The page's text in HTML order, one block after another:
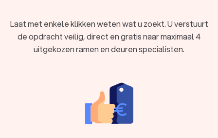
Laat met enkele klikken weten wat u zoekt. U verstuurt
de opdracht veilig, direct en gratis naar maximaal 4
uitgekozen ramen en deuren specialisten.